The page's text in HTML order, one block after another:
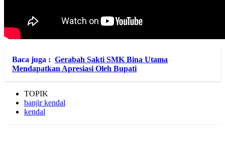
Baca juga : Gerabah Sakti SMK Bina Utama
Mendapatkan Apresiasi Oleh Bupati
TOPIK
banjir kendal
kendal